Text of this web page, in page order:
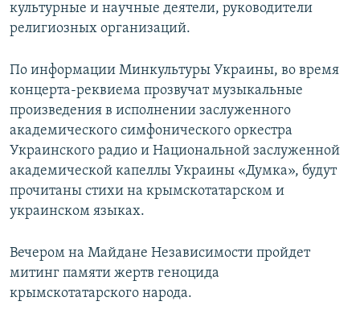
культурные и научные деятели, руководители
религиозных организаций.
По информации Минкультуры Украины, во время
концерта-реквиема прозвучат музыкальные
произведения в исполнении заслуженного
академического симфонического оркестра
Украинского радио и Национальной заслуженной
академической капеллы Украины «Думка», будут
прочитаны стихи на крымскотатарском и
украинском языках.
Вечером на Майдане Независимости пройдет
митинг памяти жертв геноцида
крымскотатарского народа.